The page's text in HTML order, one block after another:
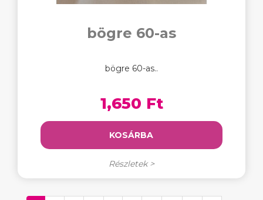
bögre 60-as
bögre 60-as..
1,650 Ft
KOSÁRBA
Részletek >